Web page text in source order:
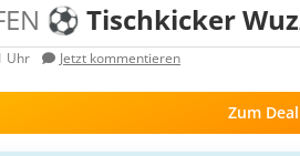
⚽ Tischkicker
Uhr Jetzt kommentieren
Zum Deal